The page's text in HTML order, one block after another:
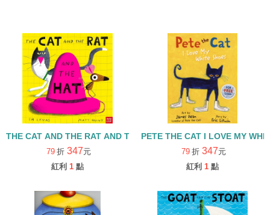
THE CAT AND THE RAT AND THE HAT/書+QR code/繪本+線上音檔
79 折 347元
紅利 1 點
PETE THE CAT I LOVE MY
79 折 347元
紅利 1 點